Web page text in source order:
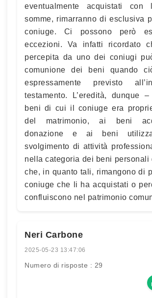
eventualmente acquistati con
somme, rimarranno di esclusiva
coniuge. Ci possono però
eccezioni. Va infatti ricordato
percepita da uno dei coniugi
comunione dei beni quando
espressamente previsto
testamento. L’eredità, dunque
beni di cui il coniuge era
del matrimonio, ai beni
donazione e ai beni
svolgimento di attività
nella categoria dei beni personali
che, in quanto tali, rimangono di
coniuge che li ha acquistati o
confluiscono nel patrimonio
Neri Carbone
2025-05-23 13:47:06
Numero di risposte : 29